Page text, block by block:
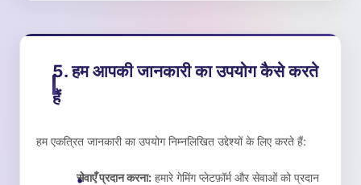
5. हम आपकी जानकारी का उपयोग कैसे करते
हैं
हम एकत्रित जानकारी का उपयोग निम्नलिखित उद्देश्यों के लिए करते हैं:
सेवाएँ प्रदान करना: हमारे गेमिंग प्लेटफ़ॉर्म और सेवाओं को प्रदान